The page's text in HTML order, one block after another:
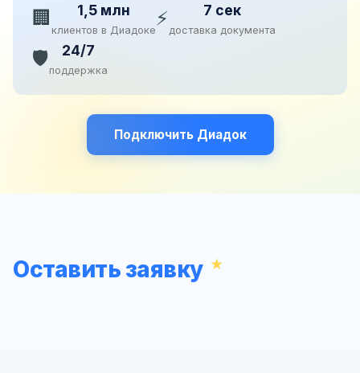
🏢 1,5 млн
клиентов в Диадоке⚡ 7 сек
доставка документа
🛡️ 24/7
поддержка
Подключить Диадок
Оставить заявку